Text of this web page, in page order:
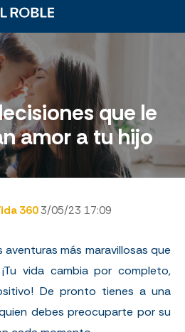
que le
amor a tu hijo
3603/05/23 17:09
aventuras más maravillosas que
vida cambia por completo,
De pronto tienes a una
debes preocuparte por su